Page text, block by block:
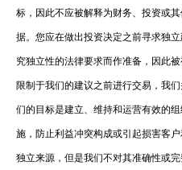
标，因此不应被解释为财务、投资或
据。您应在做出投资决定之前寻求独
究独立性的法律要求而作准备，因此
限制于我们的建议之前进行交易，我
们的目标是建立、维持和运营有效的
施，防止利益冲突构成或引起损害客
独立来源，但是我们不对其准确性或